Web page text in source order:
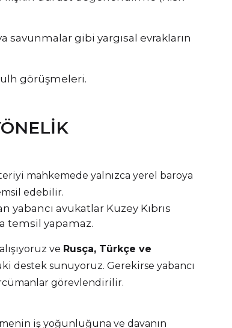
savunmalar gibi yargısal evrakların
görüşmeleri.
mahkemede yalnızca yerel baroya
edebilir.
yabancı avukatlar Kuzey Kıbrıs
temsil yapamaz.
ve Rusça, Türkçe ve
destek sunuyoruz. Gerekirse yabancı
görevlendirilir.
iş yoğunluğuna ve davanın